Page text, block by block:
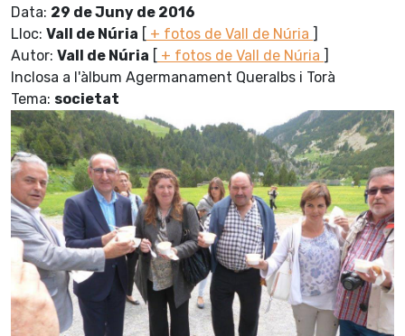
Data: 29 de Juny de 2016
Lloc: Vall de Núria [ + fotos de Vall de Núria ]
Autor: Vall de Núria [ + fotos de Vall de Núria ]
Inclosa a l'àlbum Agermanament Queralbs i Torà
Tema: societat